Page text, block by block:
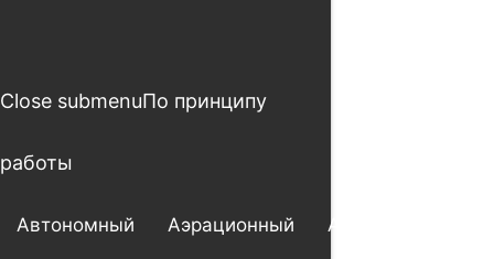
Close submenuПо принципу
работы
Автономный Аэрационный Анаэробный